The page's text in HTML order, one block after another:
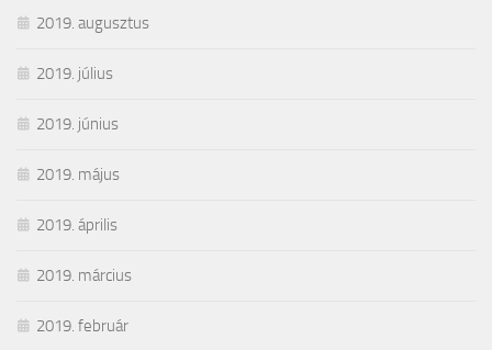
2019. augusztus
2019. július
2019. június
2019. május
2019. április
2019. március
2019. február